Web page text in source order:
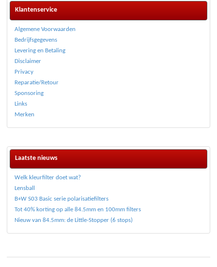
Klantenservice
Algemene Voorwaarden
Bedrijfsgegevens
Levering en Betaling
Disclaimer
Privacy
Reparatie/Retour
Sponsoring
Links
Merken
Laatste nieuws
Welk kleurfilter doet wat?
Lensball
B+W S03 Basic serie polarisatiefilters
Tot 40% korting op alle 84.5mm en 100mm filters
Nieuw van 84.5mm: de Little-Stopper (6 stops)